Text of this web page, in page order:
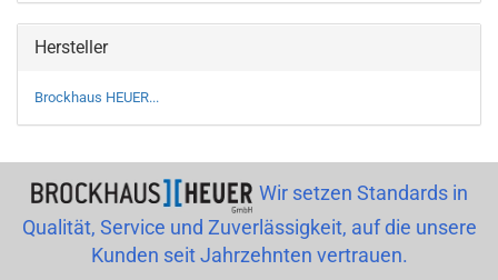
Hersteller
Brockhaus HEUER...
Wir setzen Standards in
Qualität, Service und Zuverlässigkeit, auf die unsere
Kunden seit Jahrzehnten vertrauen.